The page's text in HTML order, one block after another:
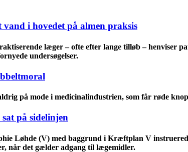
i hovedet på almen praksis
læger – ofte efter lange tilløb – henviser
undersøgelser.
på mode i medicinalindustrien, som får røde
på sidelinjen
Løhde (V) med baggrund i Kræftplan V
når det gælder adgang til lægemidler.